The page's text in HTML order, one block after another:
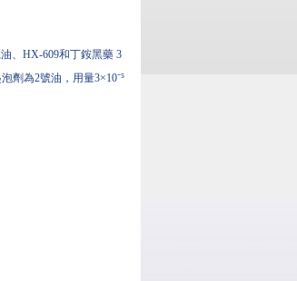
、HX-609和丁銨黑藥 3
劑為2號油，用量3×10⁻⁵